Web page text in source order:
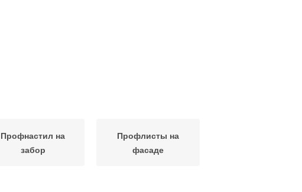
Профнастил на
забор
Профлисты на
фасаде